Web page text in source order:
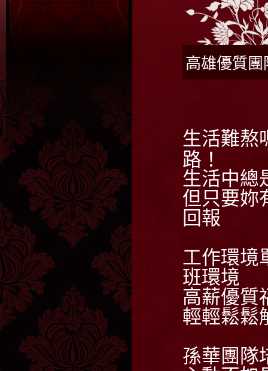
高雄優質
生活難熬
路！
生活中總
但只要妳
回報
工作環境
班環境
高薪優質
輕輕鬆鬆
孫華團隊